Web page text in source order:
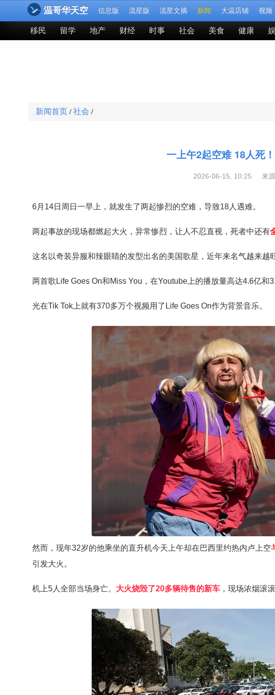
温哥华天空 信息版 流星版 流星文摘 新闻 大温店铺 视频
移民 留学 地产 财经 时事 社会 美食 健康
新闻首页 / 社会 /
一上午2起空难 18人死
2026-06-15, 10:25 来
6月14日周日一早上，就发生了两起惨烈的空难，导致18人遇难。
两起事故的现场都燃起大火，异常惨烈，让人不忍直视，死者中还有
这名以奇装异服和辣眼睛的发型出名的美国歌星，近年来名气越来越
两首歌Life Goes On和Miss You，在Youtube上的播放量高达4.6亿和
光在Tik Tok上就有370多万个视频用了Life Goes On作为背景音乐。
然而，现年32岁的他乘坐的直升机今天上午却在巴西里约热内卢上空
引发大火。
机上5人全部当场身亡。 大火烧毁了20多辆待售的新车 ，现场浓烟滚